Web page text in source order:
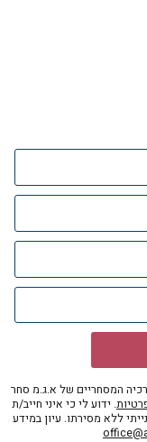
המסחריים של א.ג.מ סחר
. ידוע לי כי איני חייב/ת
ללא מסירתו. עיון במידע